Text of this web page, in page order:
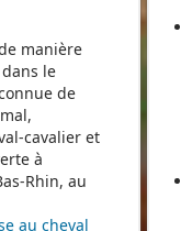
manière
le
de
cavalier et
à
Rhin, au
au cheval